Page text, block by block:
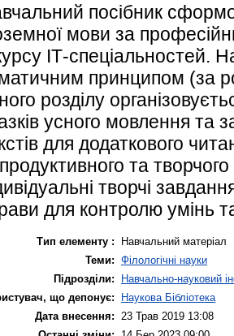
посібник
мови за
ІТ-спеціальностей.
принципом (за
розділу
усного мовлення та
для додаткового
та
творчі
для контролю умінь
Тип елементу :
Навчальний матеріал
Теми: Філологічні науки
Підрозділи:
Навчально-науковий
що депонує:
Наукова Бібліотека
Дата внесення:
23 Трав 2019 13:08